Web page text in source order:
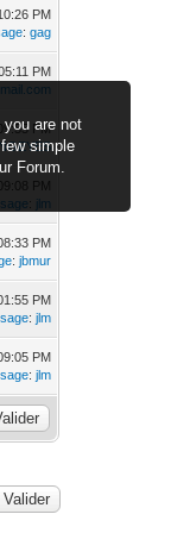
are not
simple
Forum.
PM
:gag
PM
PM
PM
: jlm
PM
:jbmur
PM
:jlm
PM
:jlm